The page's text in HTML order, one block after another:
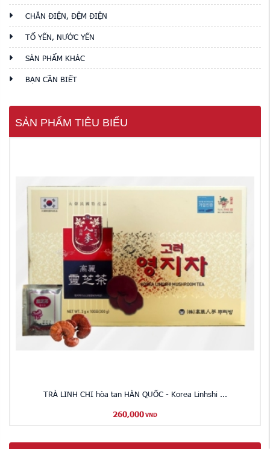
CHĂN ĐIỆN, ĐỆM ĐIỆN
TỔ YẾN, NƯỚC YẾN
SẢN PHẨM KHÁC
BẠN CẦN BIẾT
SẢN PHẨM TIÊU BIỂU
TRÀ LINH CHI hòa tan HÀN QUỐC - Korea Linhshi ...
260,000 VND